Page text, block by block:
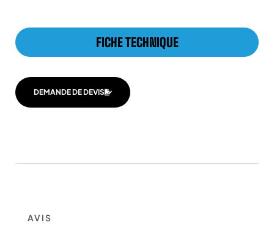
FICHE TECHNIQUE
DEMANDE DE DEVIS
AVIS